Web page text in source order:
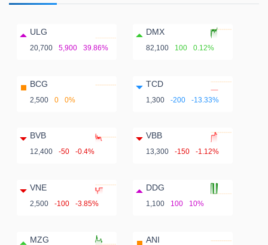
ULG
20,700 5,900 39.86%
DMX
82,100 100 0.12%
BCG
2,500 0 0%
TCD
1,300 -200 -13.33%
BVB
12,400 -50 -0.4%
VBB
13,300 -150 -1.12%
VNE
2,500 -100 -3.85%
DDG
1,100 100 10%
MZG ANI